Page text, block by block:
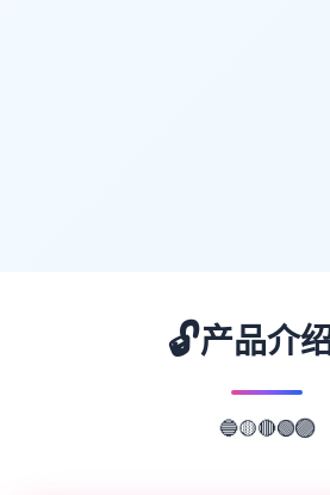
🔓产品介
🔵🟡🔴🟢🟣